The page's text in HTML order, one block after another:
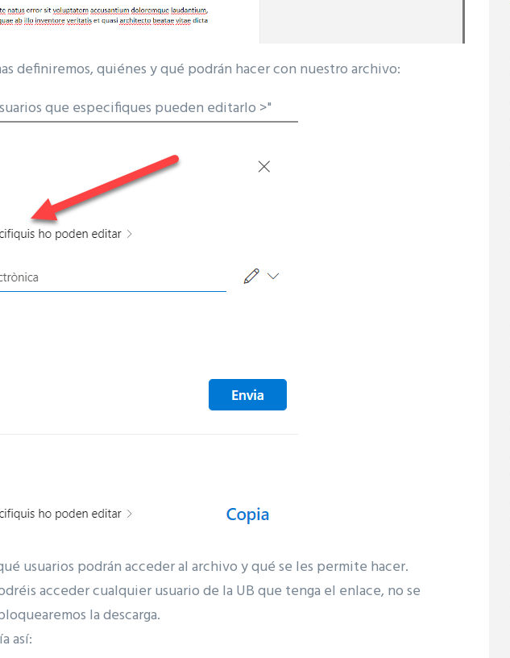
definiremos, quiénes y qué podrán hacer con nuestro archivo:
que especifiques pueden editarlo >"
usuarios podrán acceder al archivo y qué se les permite hacer.
acceder cualquier usuario de la UB que tenga el enlace, no se
la descarga.
así: